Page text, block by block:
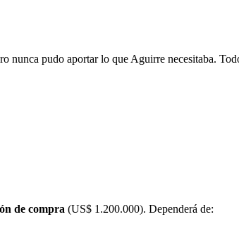
nunca pudo aportar lo que Aguirre necesitaba.
de compra (US$ 1.200.000). Dependerá de: